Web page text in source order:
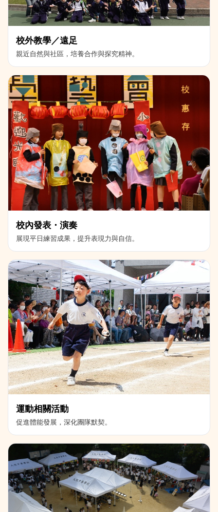
校外教學／遠足
親近自然與社區，培養合作與探究精神。
校內發表・演奏
展現平日練習成果，提升表現力與自信。
運動相關活動
促進體能發展，深化團隊默契。